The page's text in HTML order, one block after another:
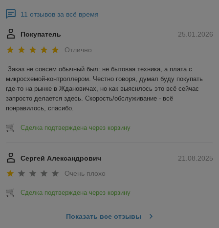
11 отзывов за всё время
25.01.2026
Покупатель
Отлично
Заказ не совсем обычный был: не бытовая техника, а плата с
микросхемой-контроллером. Честно говоря, думал буду покупать
где-то на рынке в Ждановичах, но как выяснлось это всё сейчас
запросто делается здесь. Скорость/обслуживание - всё
понравилось, спасибо.
Сделка подтверждена через корзину
21.08.2025
Сергей Александрович
Очень плохо
Сделка подтверждена через корзину
Показать все отзывы